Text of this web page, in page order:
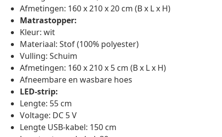
Afmetingen: 160 x 210 x 20 cm (B x L x H)
Matrastopper:
Kleur: wit
Materiaal: Stof (100% polyester)
Vulling: Schuim
Afmetingen: 160 x 210 x 5 cm (B x L x H)
Afneembare en wasbare hoes
LED-strip:
Lengte: 55 cm
Voltage: DC 5 V
Lengte USB-kabel: 150 cm